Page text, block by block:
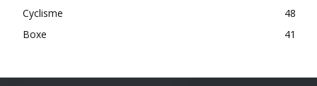
Cyclisme
48
Boxe
41